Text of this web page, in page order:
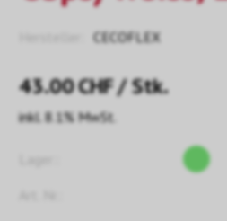
CECOFLEX
43.00CHF/ Stk.
inkl. 8.1% MwSt.